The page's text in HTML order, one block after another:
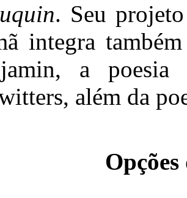
. Seu
integra
a
além da